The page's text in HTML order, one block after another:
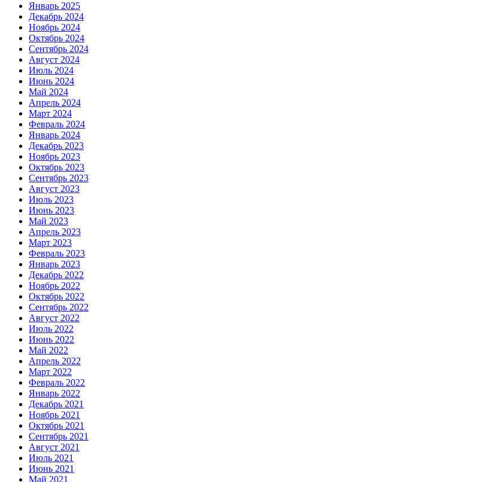
Январь 2025
Декабрь 2024
Ноябрь 2024
Октябрь 2024
Сентябрь 2024
Август 2024
Июль 2024
Июнь 2024
Май 2024
Апрель 2024
Март 2024
Февраль 2024
Январь 2024
Декабрь 2023
Ноябрь 2023
Октябрь 2023
Сентябрь 2023
Август 2023
Июль 2023
Июнь 2023
Май 2023
Апрель 2023
Март 2023
Февраль 2023
Январь 2023
Декабрь 2022
Ноябрь 2022
Октябрь 2022
Сентябрь 2022
Август 2022
Июль 2022
Июнь 2022
Май 2022
Апрель 2022
Март 2022
Февраль 2022
Январь 2022
Декабрь 2021
Ноябрь 2021
Октябрь 2021
Сентябрь 2021
Август 2021
Июль 2021
Июнь 2021
Май 2021